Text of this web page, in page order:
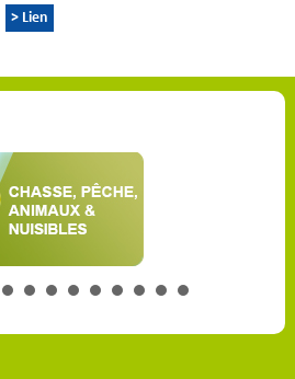
> Lien